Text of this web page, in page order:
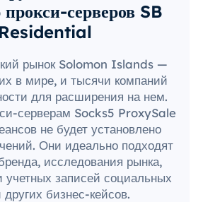
серверов SB
Residential
рынок Solomon Islands —
в мире, и тысячи компаний
для расширения на нем.
серверам Socks5 ProxySale
не будет установлено
Они идеально подходят
исследования рынка,
учетных записей социальных
других бизнес-кейсов.